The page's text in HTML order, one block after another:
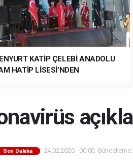
KATİP ÇELEBİ ANADOLU
HATİP LİSESİ’NDEN
Son Dakika 24.02.2020 - 00:00,